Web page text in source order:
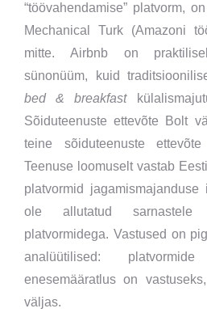
“töövahendamise” platvorm,
Mechanical Turk (Amazoni
mitte. Airbnb on
sünonüüm, kuid
bed & breakfast
Sõiduteenuste ettevõte Bolt
teine ​​sõiduteenuste
Teenuse loomuselt vastab
platvormid
ole allutatud sarnastele
platvormidega. Vastused on
analüütilised:
enesemääratlus on
väljas.